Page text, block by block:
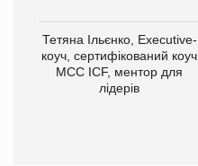
Тетяна Ільєнко, Executive-
коуч, сертифікований коуч
МСС ICF, ментор для
лідерів